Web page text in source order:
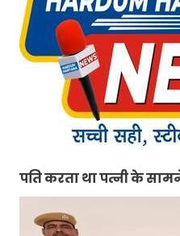
पति करता था पत्नी के